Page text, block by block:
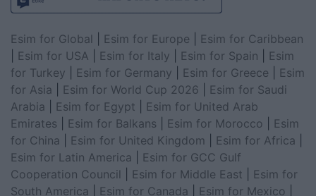
Esim for Global Esim for Europe
Esim for Caribbean
Esim for USA Esim for Italy Esim for Spain
Esim
for Turkey
Esim for Germany Esim for Greece
Esim
for Asia
Esim for World Cup 2026
Esim for Saudi
Arabia
Esim for Egypt
Esim for United Arab
Emirates
Esim for Balkans Esim for Morocco
Esim
for China
Esim for United Kingdom Esim for Africa
Esim for Latin America
Esim for GCC Gulf
Cooperation Council
Esim for Middle East
Esim for
South America
Esim for Canada Esim for Mexico